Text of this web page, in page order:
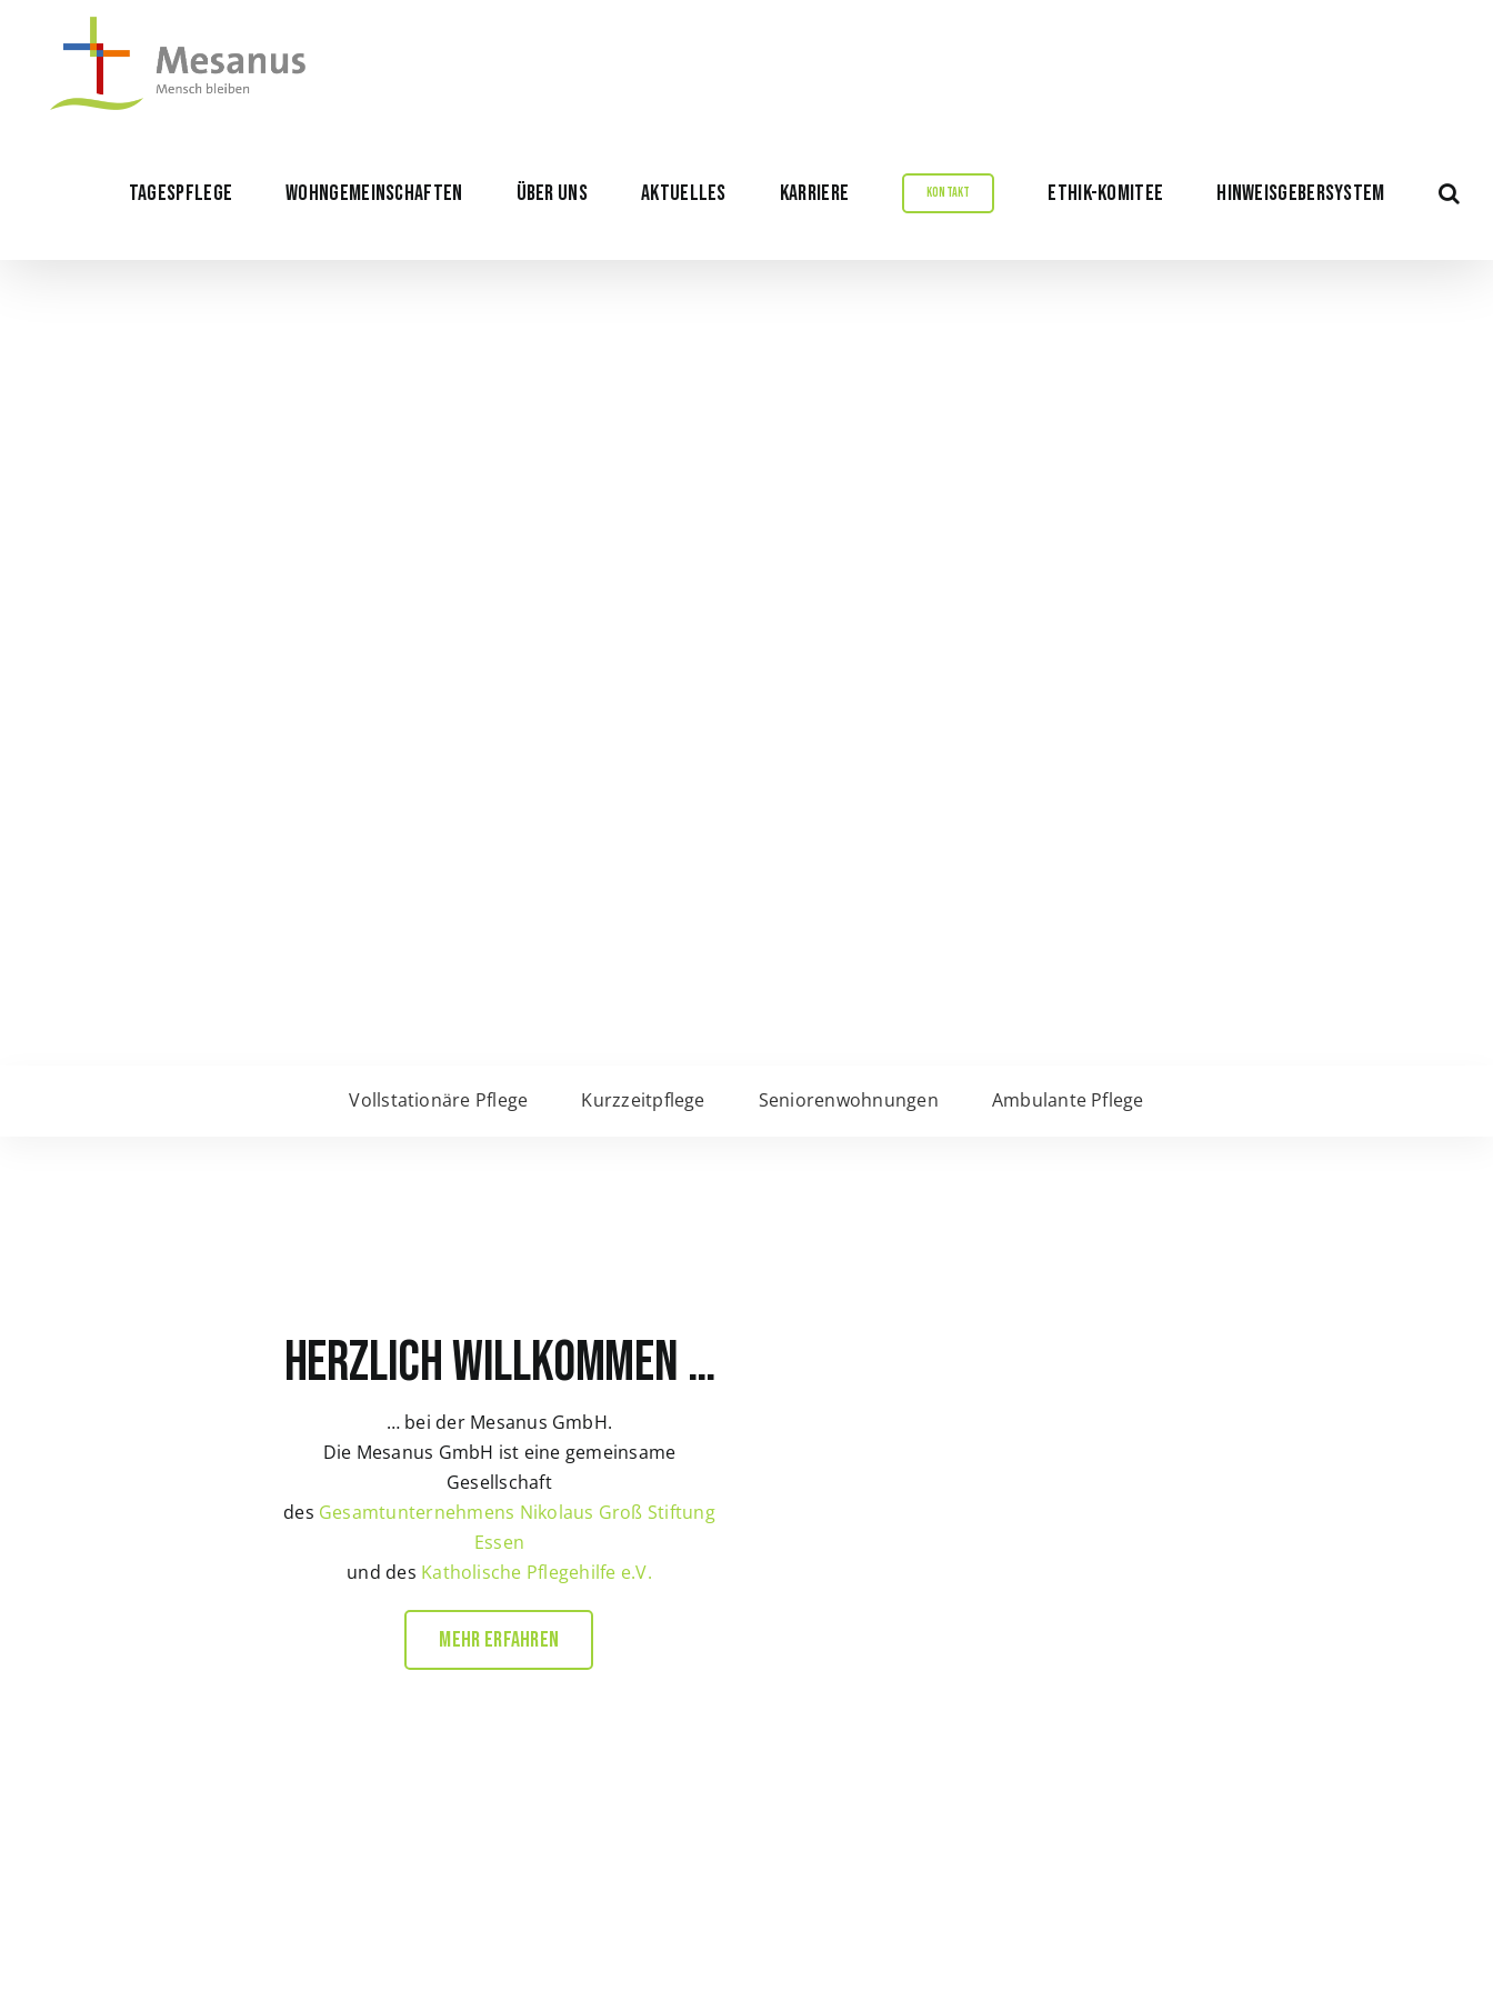
TAGESPFLEGE WOHNGEMEINSCHAFTEN ÜBER UNS AKTUELLES KARRIERE KONTAKT ETHIK-KOMITEE HINWEISGEBERSYSTEM
Vollstationäre Pflege Kurzzeitpflege Seniorenwohnungen Ambulante Pflege
Herzlich Willkommen …
… bei der Mesanus GmbH.
Die Mesanus GmbH ist eine gemeinsame
Gesellschaft
des Gesamtunternehmens Nikolaus Groß Stiftung
Essen
und des Katholische Pflegehilfe e.V.
MEHR ERFAHREN